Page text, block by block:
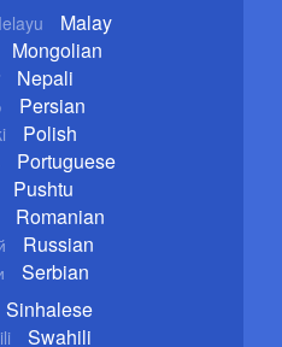
Malay
Mongolian
Nepali
Persian
Polish
Portuguese
Pushtu
Romanian
Russian
Serbian
Sinhalese
Swahili